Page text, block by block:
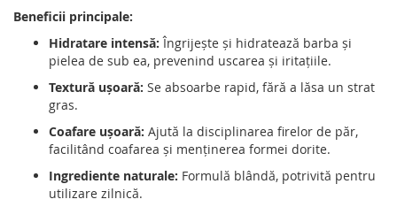
Beneficii principale:
Hidratare intensă: Îngrijește și hidratează barba și
pielea de sub ea, prevenind uscarea și iritațiile.
Textură ușoară: Se absoarbe rapid, fără a lăsa un strat
gras.
Coafare ușoară: Ajută la disciplinarea firelor de păr,
facilitând coafarea și menținerea formei dorite.
Ingrediente naturale: Formulă blândă, potrivită pentru
utilizare zilnică.